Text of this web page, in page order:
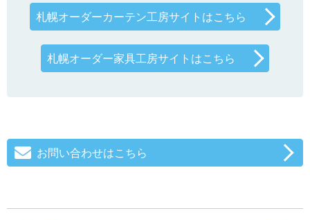
札幌オーダーカーテン工房サイトはこちら
札幌オーダー家具工房サイトはこちら
お問い合わせはこちら